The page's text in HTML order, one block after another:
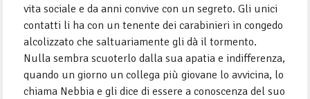
vita sociale e da anni convive con un segreto. Gli unici
contatti li ha con un tenente dei carabinieri in congedo
alcolizzato che saltuariamente gli dà il tormento.
Nulla sembra scuoterlo dalla sua apatia e indifferenza,
quando un giorno un collega più giovane lo avvicina, lo
chiama Nebbia e gli dice di essere a conoscenza del suo